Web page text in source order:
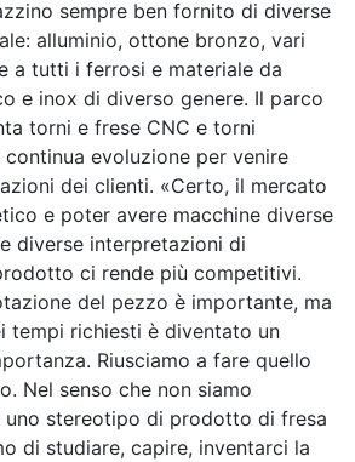
sempre ben fornito di diverse
alluminio, ottone bronzo, vari
a tutti i ferrosi e materiale da
e inox di diverso genere. Il parco
torni e frese CNC e torni
evoluzione per venire
dei clienti. «Certo, il mercato
e poter avere macchine diverse
diverse interpretazioni di
ci rende più competitivi.
del pezzo è importante, ma
tempi richiesti è diventato un
Riusciamo a fare quello
Nel senso che non siamo
stereotipo di prodotto di fresa
di studiare, capire, inventarci la